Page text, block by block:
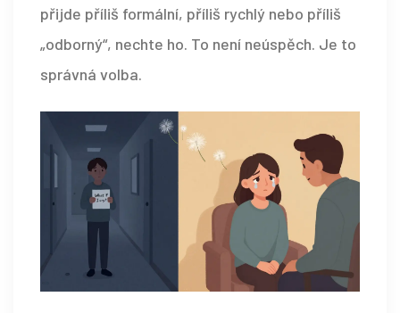
přijde příliš formální, příliš rychlý nebo příliš
„odborný“, nechte ho. To není neúspěch. Je to
správná volba.